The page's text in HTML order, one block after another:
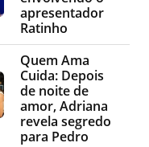
apresentador
Ratinho
Quem Ama
Cuida: Depois
de noite de
amor, Adriana
revela segredo
para Pedro